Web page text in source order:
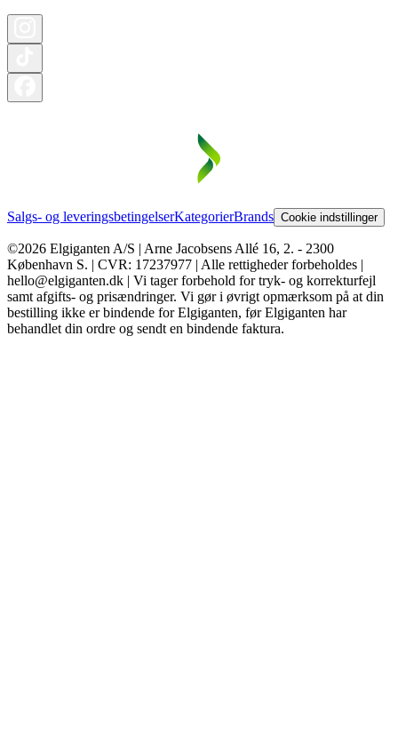
Salgs- og leveringsbetingelserKategorierBrands Cookie indstillinger
©2026 Elgiganten A/S | Arne Jacobsens Allé 16, 2. - 2300
København S. | CVR: 17237977 | Alle rettigheder forbeholdes |
hello@elgiganten.dk | Vi tager forbehold for tryk- og korrekturfejl
samt afgifts- og prisændringer. Vi gør i øvrigt opmærksom på at din
bestilling ikke er bindende for Elgiganten, før Elgiganten har
behandlet din ordre og sendt en bindende faktura.